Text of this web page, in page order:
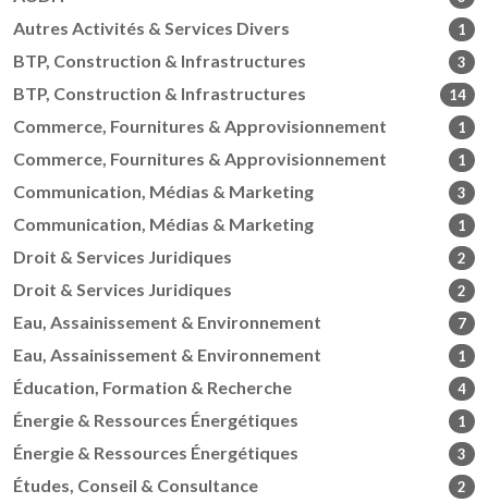
Autres Activités & Services Divers 1
BTP, Construction & Infrastructures 3
BTP, Construction & Infrastructures 14
Commerce, Fournitures & Approvisionnement 1
Commerce, Fournitures & Approvisionnement 1
Communication, Médias & Marketing 3
Communication, Médias & Marketing 1
Droit & Services Juridiques 2
Droit & Services Juridiques 2
Eau, Assainissement & Environnement 7
Eau, Assainissement & Environnement 1
Éducation, Formation & Recherche 4
Énergie & Ressources Énergétiques 1
Énergie & Ressources Énergétiques 3
Études, Conseil & Consultance 2